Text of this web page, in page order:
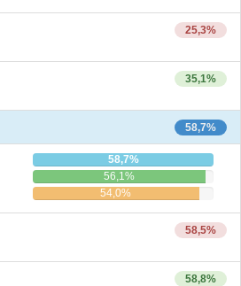
25,3%
35,1%
58,7%
58,7%
56,1%
54,0%
58,5%
58,8%